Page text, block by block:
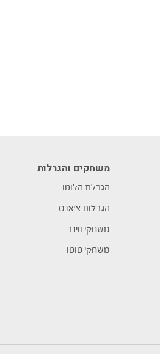
משחקים והגרלות
הגרלת הלוטו
הגרלות צ’אנס
משחקי ווינר
משחקי טוטו